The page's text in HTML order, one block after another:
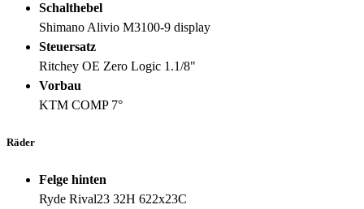
Schalthebel
Shimano Alivio M3100-9 display
Steuersatz
Ritchey OE Zero Logic 1.1/8"
Vorbau
KTM COMP 7°
Räder
Felge hinten
Ryde Rival23 32H 622x23C